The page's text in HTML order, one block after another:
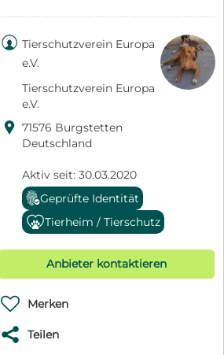
 Tierschutzverein Europa
e.V.
Tierschutzverein Europa
e.V.
 71576 Burgstetten
Deutschland
Aktiv seit: 30.03.2020
Geprüfte Identität
Tierheim / Tierschutz
Anbieter kontaktieren
 Merken
 Teilen